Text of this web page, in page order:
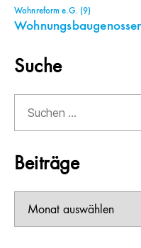
Wohnreform e.G. (9)
Suche
nach:
Beiträge